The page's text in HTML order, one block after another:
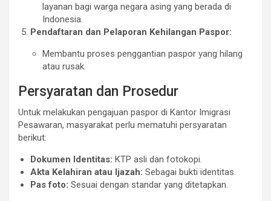
layanan bagi warga negara asing yang berada di
Indonesia.
Pendaftaran dan Pelaporan Kehilangan Paspor:
Membantu proses penggantian paspor yang hilang
atau rusak.
Persyaratan dan Prosedur
Untuk melakukan pengajuan paspor di Kantor Imigrasi
Pesawaran, masyarakat perlu mematuhi persyaratan
berikut:
Dokumen Identitas: KTP asli dan fotokopi.
Akta Kelahiran atau Ijazah: Sebagai bukti identitas.
Pas foto: Sesuai dengan standar yang ditetapkan.